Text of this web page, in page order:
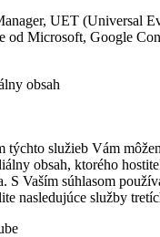
UET (Universal
od Microsoft, Google
obsah
týchto služieb Vám
obsah, ktorého
S Vaším súhlasom
nasledujúce služby